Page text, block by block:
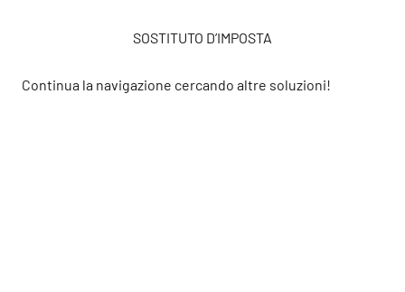
SOSTITUTO D’IMPOSTA
Continua la navigazione cercando altre soluzioni!